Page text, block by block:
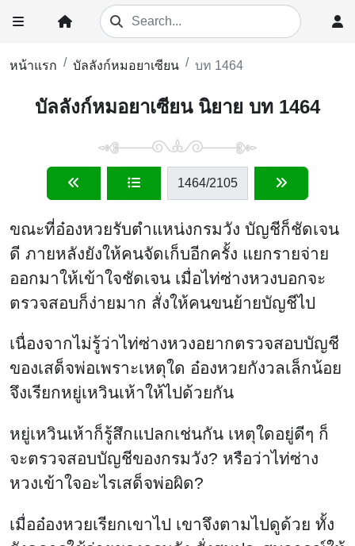
หน้าแรก บัลลังก์หมอยาเซียน บท 1464
บัลลังก์หมอยาเซียน นิยาย บท 1464
1464/2105
ขณะที่อ๋องหวยรับตำแหน่งกรมวัง บัญชีก็ชัดเจน
ดี ภายหลังยังให้คนจัดเก็บอีกครั้ง แยกรายจ่าย
ออกมาให้เข้าใจชัดเจน เมื่อไท่ซ่างหวงบอกจะ
ตรวจสอบก็ง่ายมาก สั่งให้คนขนย้ายบัญชีไป
เนื่องจากไม่รู้ว่าไท่ซ่างหวงอยากตรวจสอบบัญชี
ของเสด็จพ่อเพราะเหตุใด อ๋องหวยกังวลเล็กน้อย
จึงเรียกหยู่เหวินเห้าให้ไปด้วยกัน
หยู่เหวินเห้าก็รู้สึกแปลกเช่นกัน เหตุใดอยู่ดีๆ ก็
จะตรวจสอบบัญชีของกรมวัง? หรือว่าไท่ซ่าง
หวงเข้าใจอะไรเสด็จพ่อผิด?
เมื่ออ๋องหวยเรียกเขาไป เขาจึงตามไปดูด้วย ทั้ง